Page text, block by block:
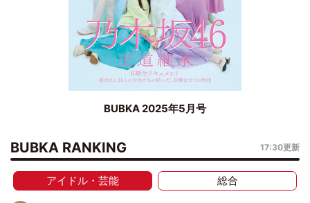
BUBKA 2025年5月号
BUBKA RANKING 17:30更新
アイドル・芸能 総合